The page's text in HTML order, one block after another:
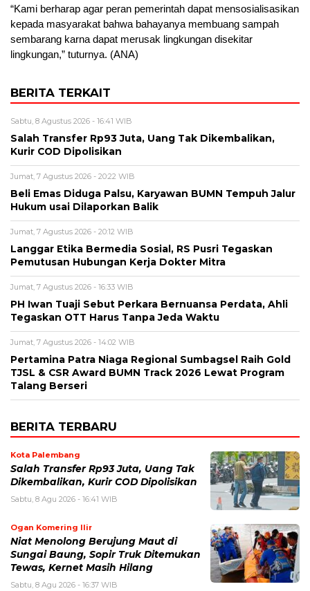
“Kami berharap agar peran pemerintah dapat mensosialisasikan
kepada masyarakat bahwa bahayanya membuang sampah
sembarang karna dapat merusak lingkungan disekitar
lingkungan,” tuturnya. (ANA)
BERITA TERKAIT
Sabtu, 8 Agustus 2026 - 16:41 WIB
Salah Transfer Rp93 Juta, Uang Tak Dikembalikan,
Kurir COD Dipolisikan
Jumat, 7 Agustus 2026 - 20:22 WIB
Beli Emas Diduga Palsu, Karyawan BUMN Tempuh Jalur
Hukum usai Dilaporkan Balik
Jumat, 7 Agustus 2026 - 20:12 WIB
Langgar Etika Bermedia Sosial, RS Pusri Tegaskan
Pemutusan Hubungan Kerja Dokter Mitra
Jumat, 7 Agustus 2026 - 16:33 WIB
PH Iwan Tuaji Sebut Perkara Bernuansa Perdata, Ahli
Tegaskan OTT Harus Tanpa Jeda Waktu
Jumat, 7 Agustus 2026 - 14:02 WIB
Pertamina Patra Niaga Regional Sumbagsel Raih Gold
TJSL & CSR Award BUMN Track 2026 Lewat Program
Talang Berseri
BERITA TERBARU
Kota Palembang
Salah Transfer Rp93 Juta, Uang Tak
Dikembalikan, Kurir COD Dipolisikan
Sabtu, 8 Agu 2026 - 16:41 WIB
Ogan Komering Ilir
Niat Menolong Berujung Maut di
Sungai Baung, Sopir Truk Ditemukan
Tewas, Kernet Masih Hilang
Sabtu, 8 Agu 2026 - 16:37 WIB